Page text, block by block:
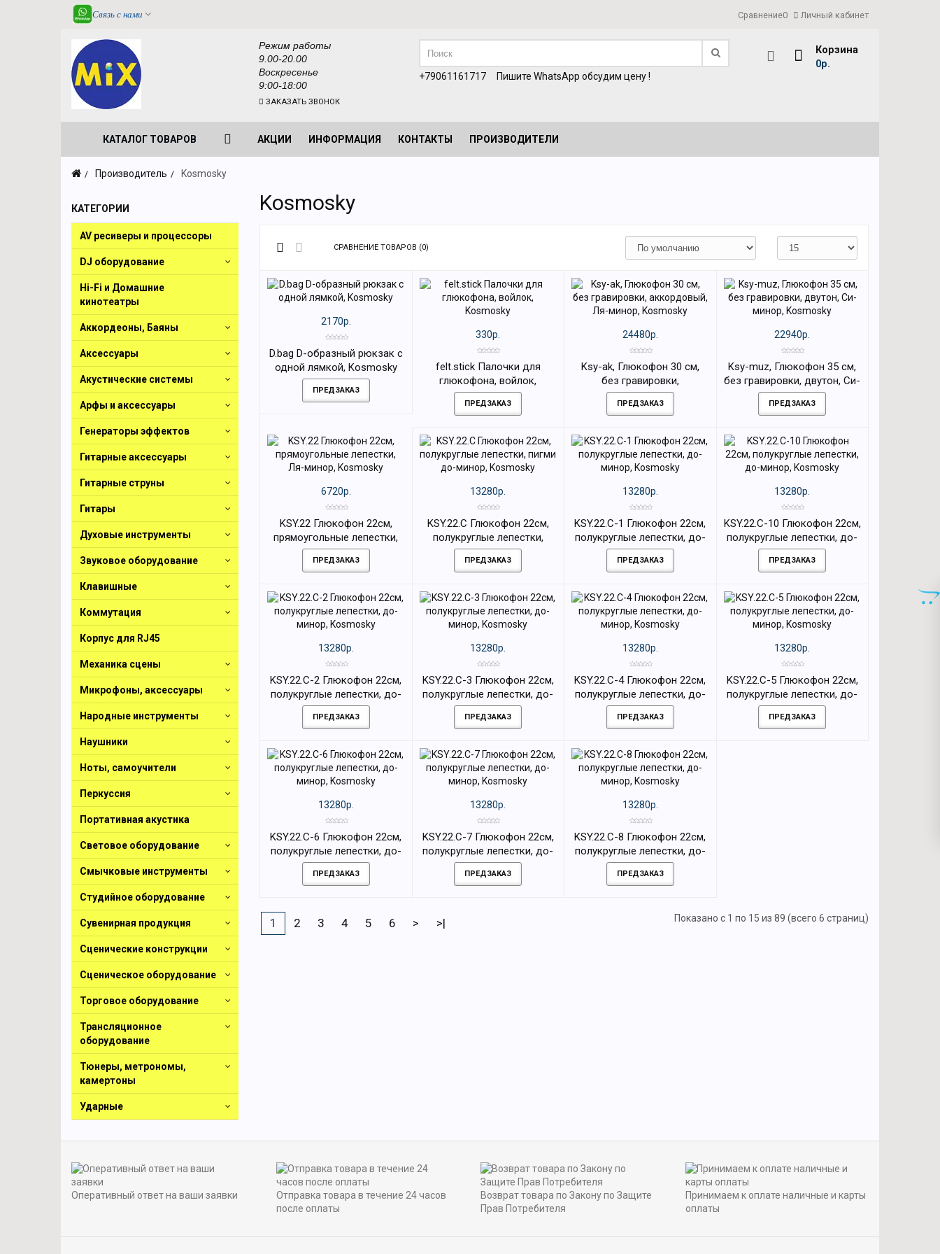
Связь с нами Сравнение0 Личный кабинет
Корзина
0р.
Режим работы
9.00-20.00
Воскресенье
9:00-18:00
ЗАКАЗАТЬ ЗВОНОК
+79061161717 Пишите WhatsApp обсудим цену !
КАТАЛОГ ТОВАРОВ АКЦИИ ИНФОРМАЦИЯ КОНТАКТЫ ПРОИЗВОДИТЕЛИ
Производитель Kosmosky
КАТЕГОРИИ
AV ресиверы и процессоры
DJ оборудование
Hi-Fi и Домашние
кинотеатры
Аккордеоны, Баяны
Аксессуары
Акустические системы
Арфы и аксессуары
Генераторы эффектов
Гитарные аксессуары
Гитарные струны
Гитары
Духовые инструменты
Звуковое оборудование
Клавишные
Коммутация
Корпус для RJ45
Механика сцены
Микрофоны, аксессуары
Народные инструменты
Наушники
Ноты, самоучители
Перкуссия
Портативная акустика
Световое оборудование
Смычковые инструменты
Студийное оборудование
Сувенирная продукция
Сценические конструкции
Сценическое оборудование
Торговое оборудование
Трансляционное
оборудование
Тюнеры, метрономы,
камертоны
Ударные
Kosmosky
СРАВНЕНИЕ ТОВАРОВ (0)
2170р.
D.bag D-образный рюкзак с
одной лямкой, Kosmosky
ПРЕДЗАКАЗ
330р.
felt.stick Палочки для
глюкофона, войлок,
Kosmosky
ПРЕДЗАКАЗ
24480р.
Ksy-ak, Глюкофон 30 см,
без гравировки,
аккордовый, Ля-минор,
Kosmosky
ПРЕДЗАКАЗ
22940р.
Ksy-muz, Глюкофон 35 см,
без гравировки, двутон, Си-
минор, Kosmosky
ПРЕДЗАКАЗ
6720р.
KSY.22 Глюкофон 22см,
прямоугольные лепестки,
Ля-минор, Kosmosky
ПРЕДЗАКАЗ
13280р.
KSY.22.C Глюкофон 22см,
полукруглые лепестки,
пигми до-минор, Kosmosky
ПРЕДЗАКАЗ
13280р.
KSY.22.C-1 Глюкофон 22см,
полукруглые лепестки, до-
минор, Kosmosky
ПРЕДЗАКАЗ
13280р.
KSY.22.C-10 Глюкофон 22см,
полукруглые лепестки, до-
минор, Kosmosky
ПРЕДЗАКАЗ
13280р.
KSY.22.C-2 Глюкофон 22см,
полукруглые лепестки, до-
минор, Kosmosky
ПРЕДЗАКАЗ
13280р.
KSY.22.C-3 Глюкофон 22см,
полукруглые лепестки, до-
минор, Kosmosky
ПРЕДЗАКАЗ
13280р.
KSY.22.C-4 Глюкофон 22см,
полукруглые лепестки, до-
минор, Kosmosky
ПРЕДЗАКАЗ
13280р.
KSY.22.C-5 Глюкофон 22см,
полукруглые лепестки, до-
минор, Kosmosky
ПРЕДЗАКАЗ
13280р.
KSY.22.C-6 Глюкофон 22см,
полукруглые лепестки, до-
минор, Kosmosky
ПРЕДЗАКАЗ
13280р.
KSY.22.C-7 Глюкофон 22см,
полукруглые лепестки, до-
минор, Kosmosky
ПРЕДЗАКАЗ
13280р.
KSY.22.C-8 Глюкофон 22см,
полукруглые лепестки, до-
минор, Kosmosky
ПРЕДЗАКАЗ
1 2 3 4 5 6 > >| Показано с 1 по 15 из 89 (всего 6 страниц)
Оперативный ответ на ваши заявки
Отправка товара в течение 24 часов
после оплаты
Возврат товара по Закону по Защите
Прав Потребителя
Принимаем к оплате наличные и карты
оплаты